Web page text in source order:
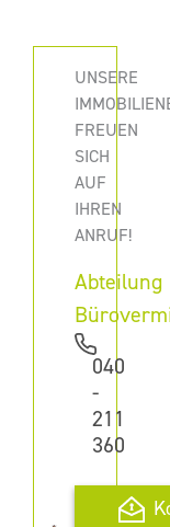
UNSERE
FREUEN
SICH
AUF
IHREN
ANRUF!
Abteilung
040
-
211
360